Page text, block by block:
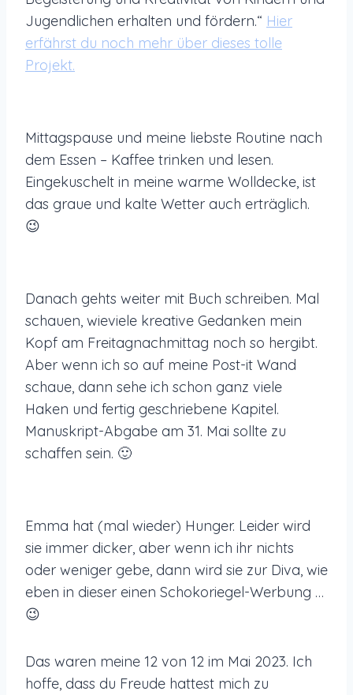
Jugendlichen erhalten und fördern.“ Hier
erfährst du noch mehr über dieses tolle
Projekt.
Mittagspause und meine liebste Routine nach
dem Essen – Kaffee trinken und lesen.
Eingekuschelt in meine warme Wolldecke, ist
das graue und kalte Wetter auch erträglich.
😉
Danach gehts weiter mit Buch schreiben. Mal
schauen, wieviele kreative Gedanken mein
Kopf am Freitagnachmittag noch so hergibt.
Aber wenn ich so auf meine Post-it Wand
schaue, dann sehe ich schon ganz viele
Haken und fertig geschriebene Kapitel.
Manuskript-Abgabe am 31. Mai sollte zu
schaffen sein. 🙂
Emma hat (mal wieder) Hunger. Leider wird
sie immer dicker, aber wenn ich ihr nichts
oder weniger gebe, dann wird sie zur Diva, wie
eben in dieser einen Schokoriegel-Werbung …
😉
Das waren meine 12 von 12 im Mai 2023. Ich
hoffe, dass du Freude hattest mich zu